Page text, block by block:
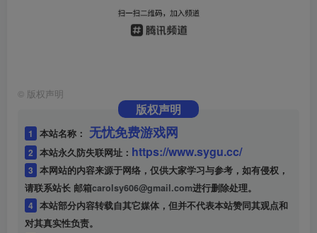
© 版权声明
版权声明
1 本站名称： 无忧免费游戏网
2 本站永久防失联网址： https://www.sygu.cc/
3 本网站的内容来源于网络，仅供大家学习与参考，如有侵权，
请联系站长 邮箱carolsy606@gmail.com进行删除处理。
4 本站部分内容转载自其它媒体，但并不代表本站赞同其观点和
对其真实性负责。